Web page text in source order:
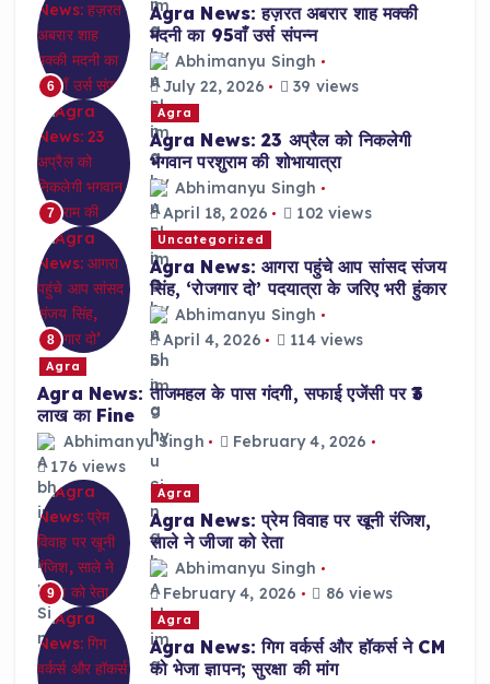
6
Agra News: हज़रत अबरार शाह मक्की
मदनी का 95वाँ उर्स संपन्न
Abhimanyu Singh
July 22, 2026
39 views
7
Agra
Agra News: 23 अप्रैल को निकलेगी
भगवान परशुराम की शोभायात्रा
Abhimanyu Singh
April 18, 2026
102 views
8
Uncategorized
Agra News: आगरा पहुंचे आप सांसद संजय
सिंह, ‘रोजगार दो’ पदयात्रा के जरिए भरी हुंकार
Abhimanyu Singh
April 4, 2026
114 views
Agra
Agra News: ताजमहल के पास गंदगी, सफाई एजेंसी पर ₹3
लाख का Fine
Abhimanyu Singh
February 4, 2026
176 views
9
Agra
Agra News: प्रेम विवाह पर खूनी रंजिश,
साले ने जीजा को रेता
Abhimanyu Singh
February 4, 2026
86 views
Agra
Agra News: गिग वर्कर्स और हॉकर्स ने CM
को भेजा ज्ञापन; सुरक्षा की मांग